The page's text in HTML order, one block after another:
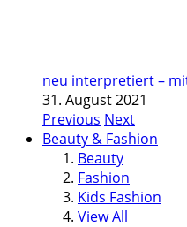
neu interpretiert –
31. August 2021
Previous Next
Beauty & Fashion
Beauty
Fashion
Kids Fashion
View All